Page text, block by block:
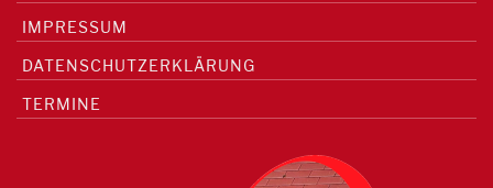
IMPRESSUM
DATENSCHUTZERKLÄRUNG
TERMINE